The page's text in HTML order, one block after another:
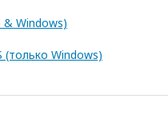
Windows)
Windows)